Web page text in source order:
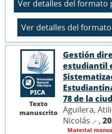
Texto
manuscrito
Gestión
estudiantil
78 de la
Aguilera,
Nicolás .- ,
Material